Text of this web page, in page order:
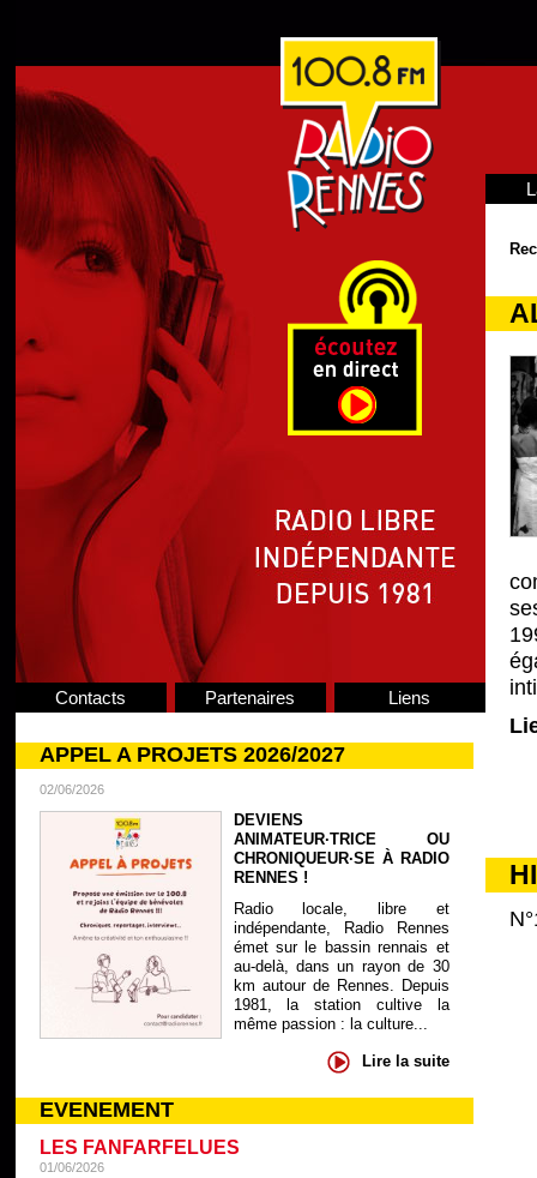
Contacts Partenaires Liens
APPEL A PROJETS 2026/2027
02/06/2026
DEVIENS
ANIMATEUR·TRICE OU
CHRONIQUEUR·SE À RADIO
RENNES !
Radio locale, libre et
indépendante, Radio Rennes
émet sur le bassin rennais et
au-delà, dans un rayon de 30
km autour de Rennes. Depuis
1981, la station cultive la
même passion : la culture...
Lire la suite
EVENEMENT
LES FANFARFELUES
01/06/2026